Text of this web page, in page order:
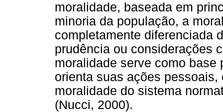
moralidade, baseada em
minoria da população, a
completamente diferenciada
prudência ou considerações
moralidade serve como
orienta suas ações
moralidade do sistema
(Nucci, 2000).